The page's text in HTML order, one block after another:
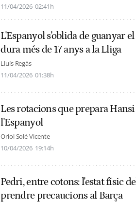
11/04/2026 02:41h
L'Espanyol s'oblida de guanyar
dura més de 17 anys a la Lliga
Lluís Regàs
11/04/2026 01:38h
Les rotacions que prepara
l'Espanyol
Oriol Solé Vicente
10/04/2026 19:14h
Pedri, entre cotons: l'estat físic
prendre precaucions al Barça